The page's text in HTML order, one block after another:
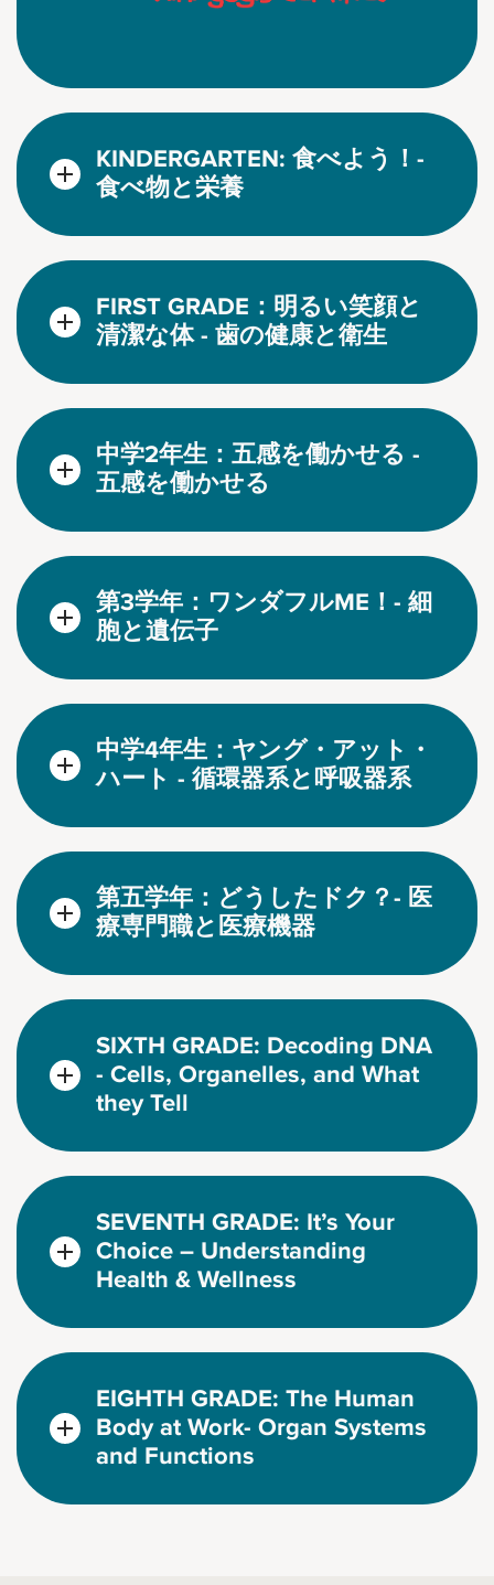
KINDERGARTEN: 食べよう！-
食べ物と栄養
FIRST GRADE：明るい笑顔と
清潔な体 - 歯の健康と衛生
中学2年生：五感を働かせる -
五感を働かせる
第3学年：ワンダフルME！- 細
胞と遺伝子
中学4年生：ヤング・アット・
ハート - 循環器系と呼吸器系
第五学年：どうしたドク？- 医
療専門職と医療機器
SIXTH GRADE: Decoding DNA
- Cells, Organelles, and What
they Tell
SEVENTH GRADE: It’s Your
Choice – Understanding
Health & Wellness
EIGHTH GRADE: The Human
Body at Work- Organ Systems
and Functions